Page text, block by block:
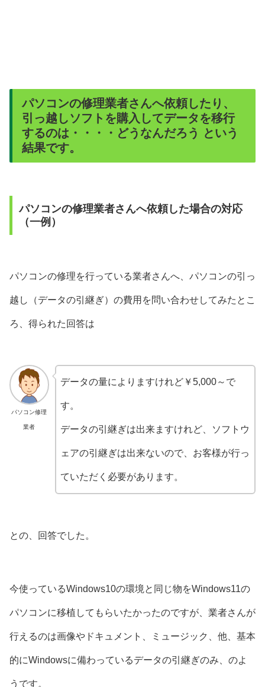
パソコンの修理業者さんへ依頼したり、
引っ越しソフトを購入してデータを移行
するのは・・・・どうなんだろう という
結果です。
パソコンの修理業者さんへ依頼した場合の対応
（一例）
パソコンの修理を行っている業者さんへ、パソコンの引っ
越し（データの引継ぎ）の費用を問い合わせしてみたとこ
ろ、得られた回答は
パソコン修理
業者
データの量によりますけれど￥5,000～で
す。
データの引継ぎは出来ますけれど、ソフトウ
ェアの引継ぎは出来ないので、お客様が行っ
ていただく必要があります。
との、回答でした。
今使っているWindows10の環境と同じ物をWindows11の
パソコンに移植してもらいたかったのですが、業者さんが
行えるのは画像やドキュメント、ミュージック、他、基本
的にWindowsに備わっているデータの引継ぎのみ、のよ
うです。